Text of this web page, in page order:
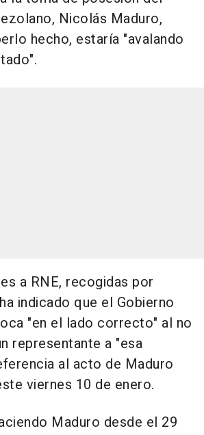
Nicolás Maduro,
hecho, estaría "avalando
a RNE, recogidas por
indicado que el Gobierno
"en el lado correcto" al no
representante a "esa
al acto de Maduro
viernes 10 de enero.
Maduro desde el 29